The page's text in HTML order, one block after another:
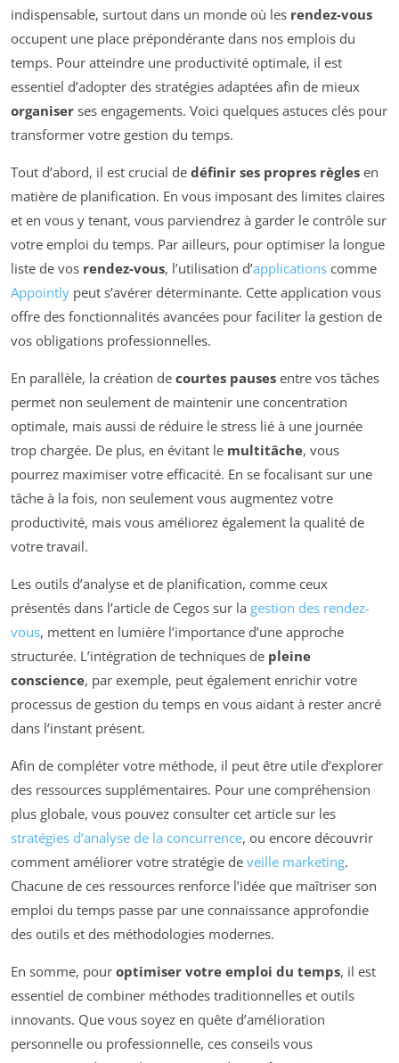
indispensable, surtout dans un monde où les rendez-vous
occupent une place prépondérante dans nos emplois du
temps. Pour atteindre une productivité optimale, il est
essentiel d’adopter des stratégies adaptées afin de mieux
organiser ses engagements. Voici quelques astuces clés pour
transformer votre gestion du temps.
Tout d’abord, il est crucial de définir ses propres règles en
matière de planification. En vous imposant des limites claires
et en vous y tenant, vous parviendrez à garder le contrôle sur
votre emploi du temps. Par ailleurs, pour optimiser la longue
liste de vos rendez-vous, l’utilisation d’applications comme
Appointly peut s’avérer déterminante. Cette application vous
offre des fonctionnalités avancées pour faciliter la gestion de
vos obligations professionnelles.
En parallèle, la création de courtes pauses entre vos tâches
permet non seulement de maintenir une concentration
optimale, mais aussi de réduire le stress lié à une journée
trop chargée. De plus, en évitant le multitâche, vous
pourrez maximiser votre efficacité. En se focalisant sur une
tâche à la fois, non seulement vous augmentez votre
productivité, mais vous améliorez également la qualité de
votre travail.
Les outils d’analyse et de planification, comme ceux
présentés dans l’article de Cegos sur la gestion des rendez-
vous, mettent en lumière l’importance d’une approche
structurée. L’intégration de techniques de pleine
conscience, par exemple, peut également enrichir votre
processus de gestion du temps en vous aidant à rester ancré
dans l’instant présent.
Afin de compléter votre méthode, il peut être utile d’explorer
des ressources supplémentaires. Pour une compréhension
plus globale, vous pouvez consulter cet article sur les
stratégies d’analyse de la concurrence, ou encore découvrir
comment améliorer votre stratégie de veille marketing.
Chacune de ces ressources renforce l’idée que maîtriser son
emploi du temps passe par une connaissance approfondie
des outils et des méthodologies modernes.
En somme, pour optimiser votre emploi du temps, il est
essentiel de combiner méthodes traditionnelles et outils
innovants. Que vous soyez en quête d’amélioration
personnelle ou professionnelle, ces conseils vous